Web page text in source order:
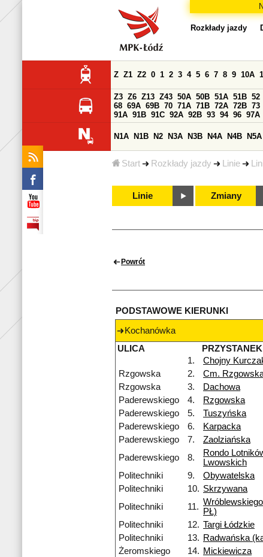
Start Rozkłady jazdy Linie
Rozkłady jazdy
Z Z1 Z2 0 1 2 3 4 5 6 7 8 9 10A
Z3 Z6 Z13 Z43 50A 50B 51A 51B 52
68 69A 69B 70 71A 71B 72A 72B 73
91A 91B 91C 92A 92B 93 94 96 97A
N1A N1B N2 N3A N3B N4A N4B N5A
Linie Zmiany
Powrót
PODSTAWOWE KIERUNKI
Kochanówka
ULICA
PRZYSTANEK
1.
Chojny
Rzgowska
2. Cm.
Rzgowska
3. Dachowa
Paderewskiego
4. Rzgowska
Paderewskiego
5. Tuszyńska
Paderewskiego
6. Karpacka
Paderewskiego
7. Zaolziańska
Paderewskiego
8.
Rondo
Lwowskich
Politechniki 9. Obywatelska
Politechniki
10. Skrzywana
Politechniki
11.
PŁ)
Politechniki 12. Targi Łódzkie
Politechniki
13. Radwańska
Żeromskiego
14. Mickiewicza